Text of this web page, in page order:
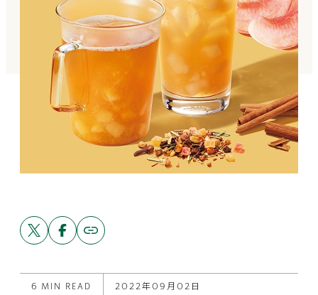
Share
this
post
X
Share
this
post
Facebook
Copy
link
to
6 MIN READ 2022年09月02日